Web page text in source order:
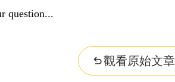
question...
觀看原始文章